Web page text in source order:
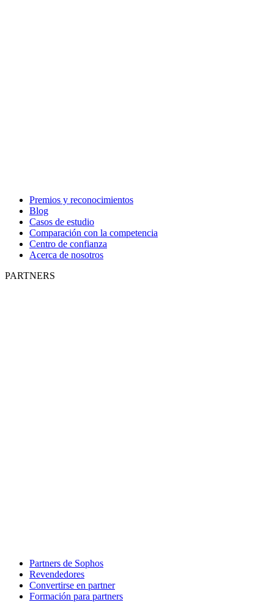
Premios y reconocimientos
Blog
Casos de estudio
Comparación con la competencia
Centro de confianza
Acerca de nosotros
PARTNERS
Partners de Sophos
Revendedores
Convertirse en partner
Formación para partners